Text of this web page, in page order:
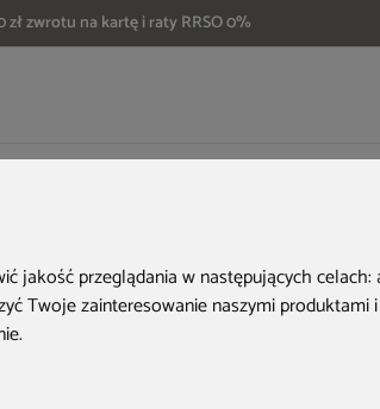
jakość przeglądania w następujących celach:
Twoje zainteresowanie naszymi
.
zł zwrotu na kartę i raty RRSO 0%